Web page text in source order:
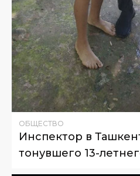
ОБЩЕСТВО
Инспектор в
тонувшего 13-